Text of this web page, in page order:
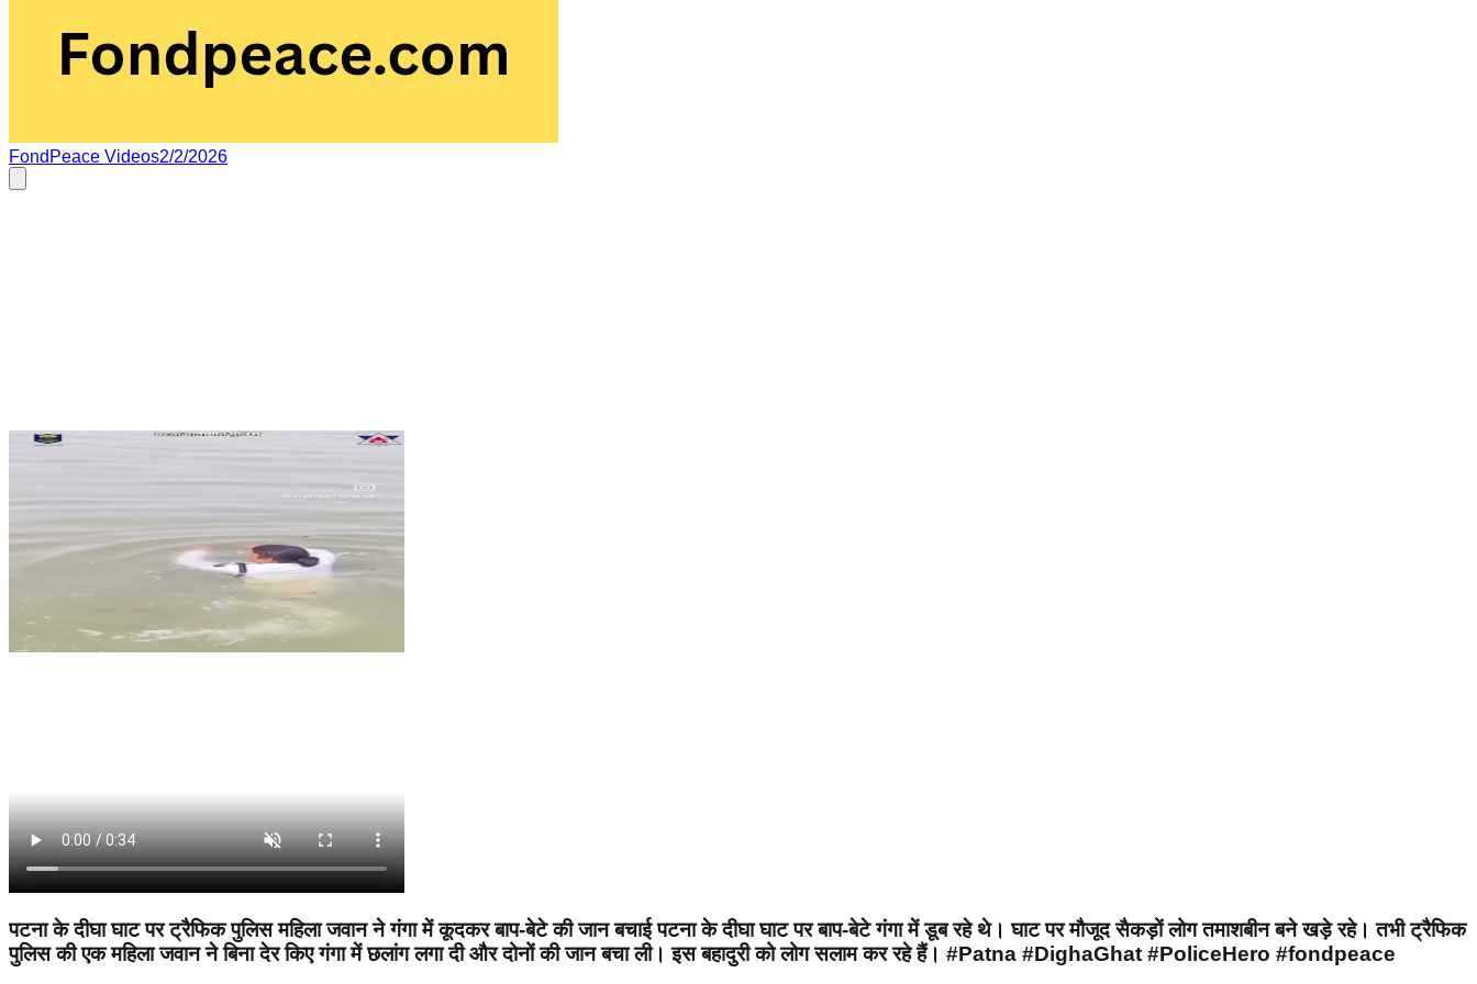
FondPeace Videos2/2/2026
पटना के दीघा घाट पर ट्रैफिक पुलिस महिला जवान ने गंगा में कूदकर बाप-बेटे की जान बचाई पटना के दीघा घाट पर बाप-बेटे गंगा में डूब रहे थे। घाट पर मौजूद सैकड़ों लोग तमाशबीन बने खड़े रहे। तभी ट्रैफिक
पुलिस की एक महिला जवान ने बिना देर किए गंगा में छलांग लगा दी और दोनों की जान बचा ली। इस बहादुरी को लोग सलाम कर रहे हैं। #Patna #DighaGhat #PoliceHero #fondpeace